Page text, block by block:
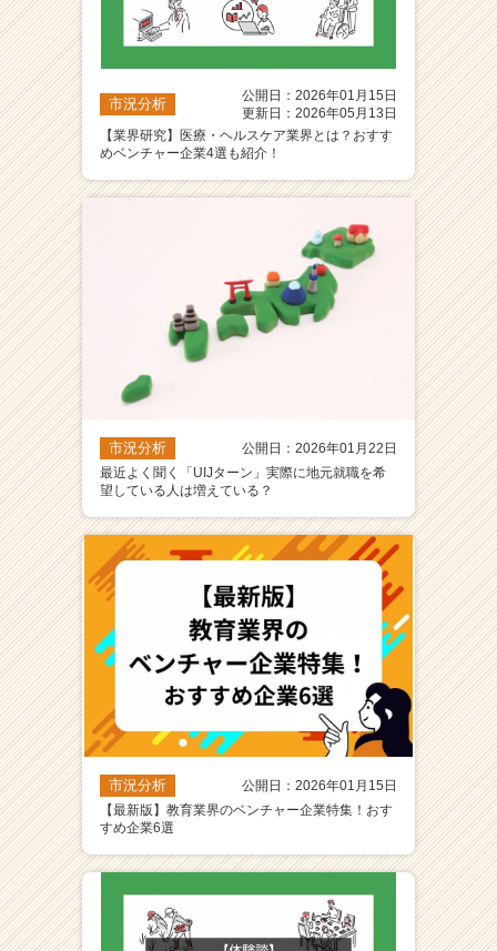
市況分析
公開日：2026年01月15日
更新日：2026年05月13日
【業界研究】医療・ヘルスケア業界とは？おすす
めベンチャー企業4選も紹介！
市況分析
公開日：2026年01月22日
最近よく聞く「UIJターン」実際に地元就職を希
望している人は増えている？
市況分析
公開日：2026年01月15日
【最新版】教育業界のベンチャー企業特集！おす
すめ企業6選